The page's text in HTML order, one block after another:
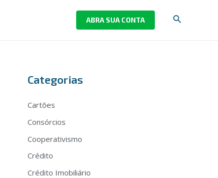
ABRA SUA CONTA Pesquisar
Categorias
Cartões
Consórcios
Cooperativismo
Crédito
Crédito Imobiliário